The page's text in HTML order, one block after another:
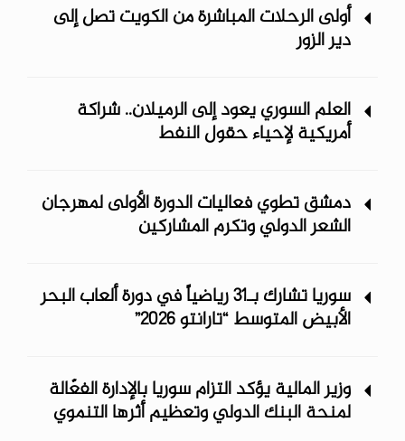
أولى الرحلات المباشرة من الكويت تصل إلى
دير الزور
العلم السوري يعود إلى الرميلان.. شراكة
أمريكية لإحياء حقول النفط
دمشق تطوي فعاليات الدورة الأولى لمهرجان
الشعر الدولي وتكرم المشاركين
سوريا تشارك بـ31 رياضياً في دورة ألعاب البحر
الأبيض المتوسط “تارانتو 2026”
وزير المالية يؤكد التزام سوريا بالإدارة الفعّالة
لمنحة البنك الدولي وتعظيم أثرها التنموي